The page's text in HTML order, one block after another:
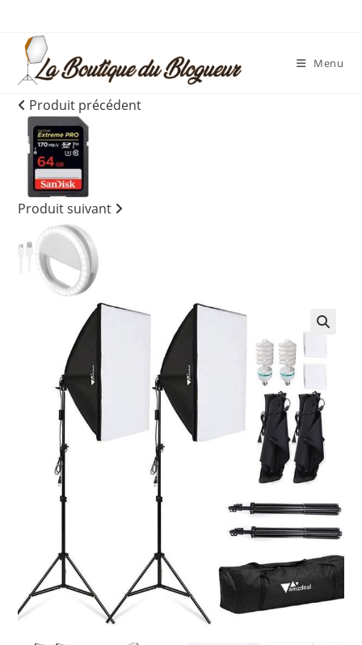
Menu
Produit précédent
Produit suivant